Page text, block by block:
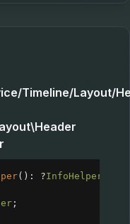
Timeline/Layout/
(): ?InfoHelper
;